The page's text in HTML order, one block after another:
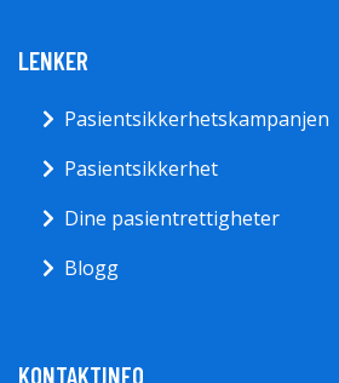
LENKER
Pasientsikkerhetskampanjen
Pasientsikkerhet
Dine pasientrettigheter
Blogg
KONTAKTINFO